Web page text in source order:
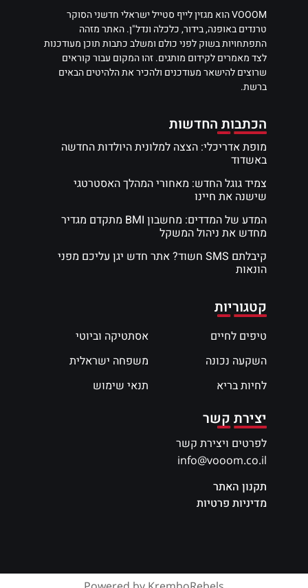
VOOOM הוא מגזין לייף סטייל ישראלי חדשני הסוקר
טרנדים באופנה, בידור, כלכלה ונדל"ן. האתר מזהה
התפתחויות בשוק לפני כולם ומשלב כתבות תוכן מעודכנות
לצד מאמרים לקידום מותגים. זהו המקום עבור קוראים
שרוצים להישאר מעודכנים ולהכיר את הלהיטים הבאים
ברשת.
הכתבות החדשות
מופת אדריכלי: הצצה למלונית היולדות החדשה
באשדוד
צמיד גוגל החדש: מאחורי המהלך האסטרטגי
שישנה את חיינו
המדע של המדדים: מחשבון BMI מתקדם מגדיר
מחדש את ניהול המשקל
קיבלתם SMS חשוד? אתר חדש יגן עליכם מפני
הונאות
קטגוריות
טיפים לחיים
השקעה נכונה
לחיות בריא
אסתטיקה וביוטי
משפחה ישראלית
תנאי שימוש
יצירת קשר
לפרטים ויצירת קשר
info@vooom.co.il
תקנון האתר
מדיניות פרטיות